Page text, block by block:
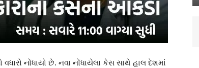
નોંધાયો છે. નવા નોંધાયેલા કેસ સાથે હાલ દેશમાં